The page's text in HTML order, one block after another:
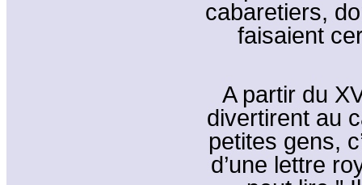
cabaretiers,
faisaient
A partir du
divertirent au
petites gens,
d’une lettre